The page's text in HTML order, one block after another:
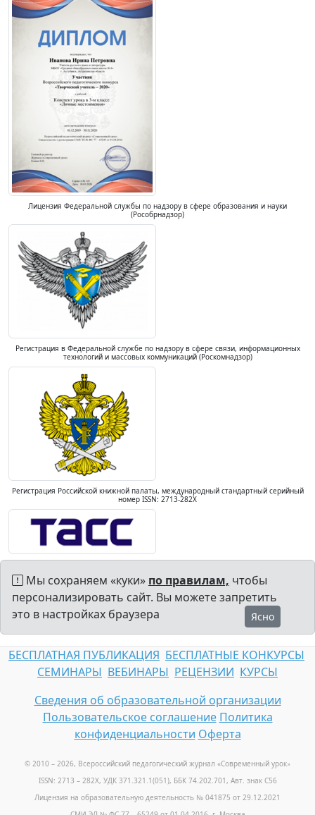
Лицензия Федеральной службы по надзору в сфере образования и науки
(Рособрнадзор)
Регистрация в Федеральной службе по надзору в сфере связи, информационных
технологий и массовых коммуникаций (Роскомнадзор)
Регистрация Российской книжной палаты, международный стандартный серийный
номер ISSN: 2713-282X
Мы сохраняем «куки» по правилам, чтобы
персонализировать сайт. Вы можете запретить
это в настройках браузера
Ясно
БЕСПЛАТНАЯ ПУБЛИКАЦИЯ БЕСПЛАТНЫЕ КОНКУРСЫ
СЕМИНАРЫ ВЕБИНАРЫ РЕЦЕНЗИИ КУРСЫ
Сведения об образовательной организации
Пользовательское соглашение Политика
конфиденциальности Оферта
© 2010 – 2026, Всероссийский педагогический журнал «Современный урок»
ISSN: 2713 – 282X, УДК 371.321.1(051), ББК 74.202.701, Авт. знак С56
Лицензия на образовательную деятельность № 041875 от 29.12.2021